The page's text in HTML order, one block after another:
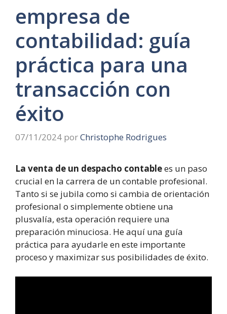
empresa de
contabilidad: guía
práctica para una
transacción con
éxito
07/11/2024 porChristophe Rodrigues
La venta de un despacho contablees un paso
crucial en la carrera de un contable profesional.
Tanto si se jubila como si cambia de orientación
profesional o simplemente obtiene una
plusvalía, esta operación requiere una
preparación minuciosa. He aquí una guía
práctica para ayudarle en este importante
proceso y maximizar sus posibilidades de éxito.